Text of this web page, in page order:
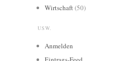
Wirtschaft(50)
USW.
Anmelden